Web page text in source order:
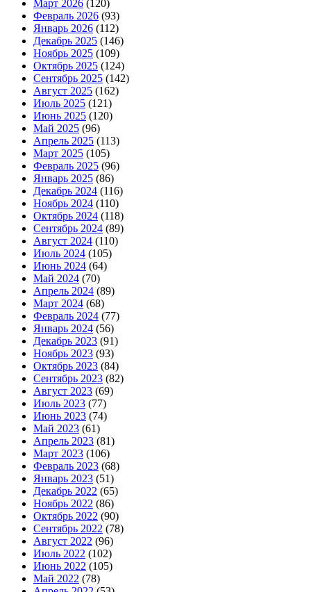
Март 2026 (120)
Февраль 2026 (93)
Январь 2026 (112)
Декабрь 2025 (146)
Ноябрь 2025 (109)
Октябрь 2025 (124)
Сентябрь 2025 (142)
Август 2025 (162)
Июль 2025 (121)
Июнь 2025 (120)
Май 2025 (96)
Апрель 2025 (113)
Март 2025 (105)
Февраль 2025 (96)
Январь 2025 (86)
Декабрь 2024 (116)
Ноябрь 2024 (110)
Октябрь 2024 (118)
Сентябрь 2024 (89)
Август 2024 (110)
Июль 2024 (105)
Июнь 2024 (64)
Май 2024 (70)
Апрель 2024 (89)
Март 2024 (68)
Февраль 2024 (77)
Январь 2024 (56)
Декабрь 2023 (91)
Ноябрь 2023 (93)
Октябрь 2023 (84)
Сентябрь 2023 (82)
Август 2023 (69)
Июль 2023 (77)
Июнь 2023 (74)
Май 2023 (61)
Апрель 2023 (81)
Март 2023 (106)
Февраль 2023 (68)
Январь 2023 (51)
Декабрь 2022 (65)
Ноябрь 2022 (86)
Октябрь 2022 (90)
Сентябрь 2022 (78)
Август 2022 (96)
Июль 2022 (102)
Июнь 2022 (105)
Май 2022 (78)